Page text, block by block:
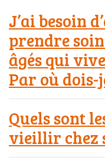
J’ai besoin
prendre
âgés qui
Par où dois-
Quels sont
vieillir chez